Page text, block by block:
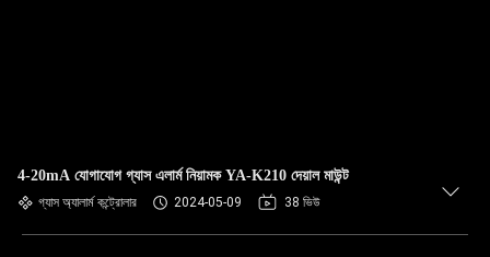
4-20mA যোগাযোগ গ্যাস এলার্ম নিয়ামক YA-K210 দেয়াল মাউন্ট
গ্যাস অ্যালার্ম কন্ট্রোলার 2024-05-09 38 ভিউ